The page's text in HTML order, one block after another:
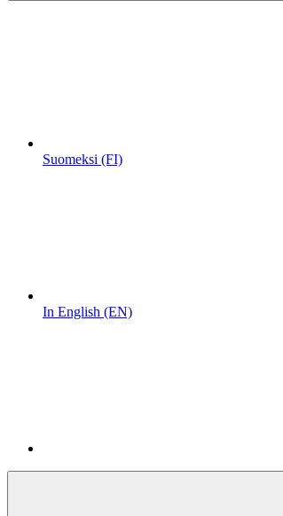
Suomeksi (FI)
In English (EN)